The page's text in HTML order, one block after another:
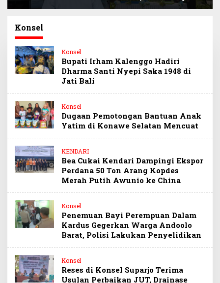
Sultra Beri Santunan
Berprestasi
Paris, Minta Hormati
Konsel
Konsel
Bupati Irham Kalenggo Hadiri
Dharma Santi Nyepi Saka 1948 di
Jati Bali
Konsel
Dugaan Pemotongan Bantuan Anak
Yatim di Konawe Selatan Mencuat
KENDARI
Bea Cukai Kendari Dampingi Ekspor
Perdana 50 Ton Arang Kopdes
Merah Putih Awunio ke China
Konsel
Penemuan Bayi Perempuan Dalam
Kardus Gegerkan Warga Andoolo
Barat, Polisi Lakukan Penyelidikan
Konsel
Reses di Konsel Suparjo Terima
Usulan Perbaikan JUT, Drainase